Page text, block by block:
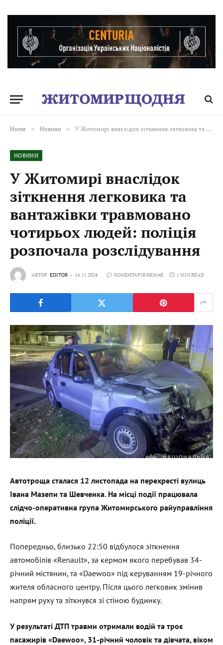
Home » Новини » У Житомирі внаслідок зіткнення легковика та вантажівки травмовано чотирьох людей: поліція розпочала розслідування
НОВИНИ
У Житомирі внаслідок
зіткнення легковика та
вантажівки травмовано
чотирьох людей: поліція
розпочала розслідування
АВТОР:EDITOR 14.11.2024 КОМЕНТАРІВ НЕМАЄ 1 MIN READ
Автотроща сталася 12 листопада на перехресті вулиць
Івана Мазепи та Шевченка. На місці події працювала
слідчо-оперативна група Житомирського райуправління
поліції.
Попередньо, близько 22:50 відбулося зіткнення
автомобілів «Renault», за кермом якого перебував 34-
річний містянин, та «Daewoo» під керуванням 19-річного
жителя обласного центру. Після цього легковик змінив
напрям руху та зіткнувся зі стіною будинку.
У результаті ДТП травми отримали водій та троє
пасажирів «Daewoo», 31-річний чоловік та дівчата, віком